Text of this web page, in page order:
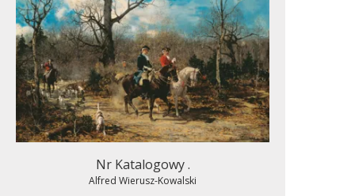
Nr Katalogowy .
Alfred Wierusz-Kowalski